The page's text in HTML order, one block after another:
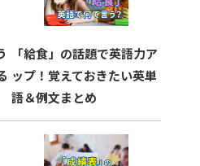
「給食」の話題で英語力ア
ップ！覚えておきたい英単
語＆例文まとめ